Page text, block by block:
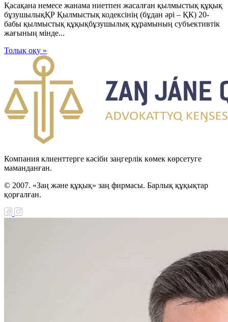
Қасақана немесе жанама ниетпен жасалған қылмыстық құқық
бұзушылықҚР Қылмыстық кодексінің (бұдан әрі – ҚК) 20-
бабы қылмыстық құқықбұзушылық құрамының субъективтік
жағының мінде...
Толық оқу »
Компания клиенттерге кәсіби заңгерлік көмек көрсетуге
маманданған.
© 2007. «Заң және құқық» заң фирмасы. Барлық құқықтар
қорғалған.